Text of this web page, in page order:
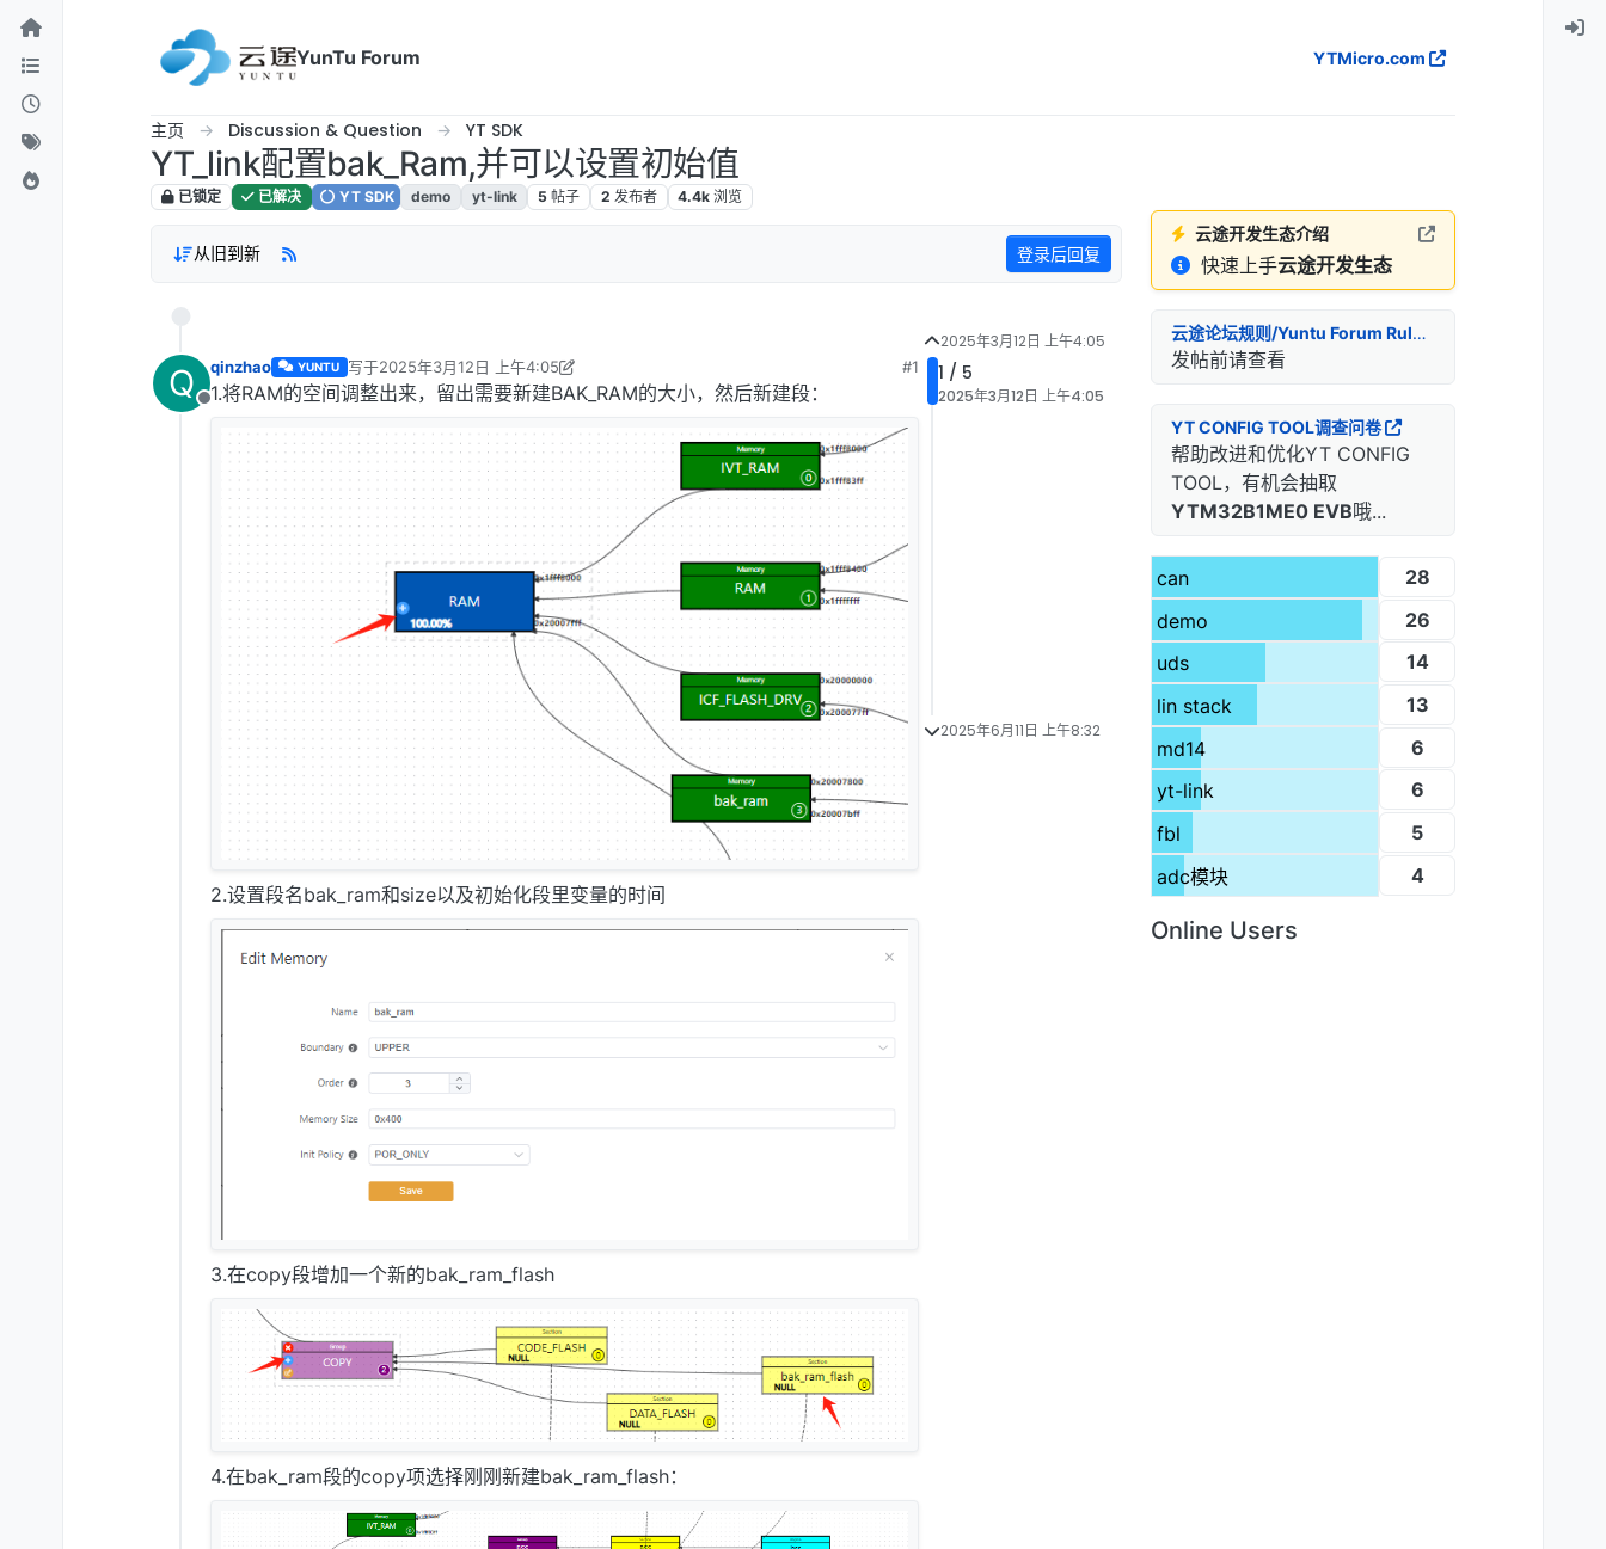
跳转至内容
YunTu Forum
YTMicro.com
主页 Discussion & Question YT SDK
YT_link配置bak_Ram,并可以设置初始值
已锁定 已解决 YT SDK demo yt-link 5 帖子 2 发布者 4.4k 浏览
从旧到新 登录后回复
Q
离线
qinzhao YUNTU 写于2025年3月12日 上午4:05
最后由 Frankie 编辑 2025年3月12日 下午12:32
#1
1.将RAM的空间调整出来，留出需要新建BAK_RAM的大小，然后新建段：
2.设置段名bak_ram和size以及初始化段里变量的时间
3.在copy段增加一个新的bak_ram_flash
4.在bak_ram段的copy项选择刚刚新建bak_ram_flash：
2025年3月12日 上午4:05
1 / 5
2025年3月12日 上午4:05
2025年6月11日 上午8:32
云途开发生态介绍
快速上手云途开发生态
云途论坛规则/Yuntu Forum Rules
发帖前请查看
YT CONFIG TOOL调查问卷
帮助改进和优化YT CONFIG
TOOL，有机会抽取
YTM32B1ME0 EVB哦...
can
28
demo
26
uds
14
lin stack
13
md14
6
yt-link
6
fbl
5
adc模块
4
Online Users